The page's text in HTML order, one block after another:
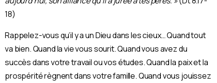
18)
Rappelez-vous qu’il y a un Dieu dans les cieux… Quand tout
va bien. Quand la vie vous sourit. Quand vous avez du
succès dans votre travail ou vos études. Quand la paix et la
prospérité règnent dans votre famille. Quand vous jouissez